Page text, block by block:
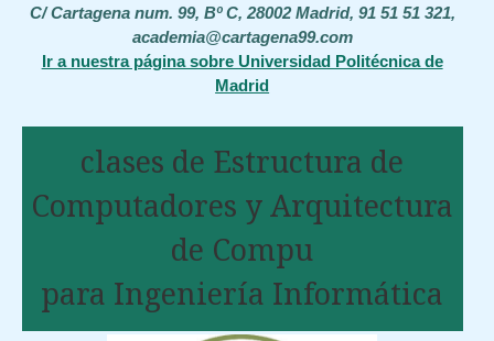
C/ Cartagena num. 99, Bº C, 28002 Madrid, 91 51 51 321,
academia@cartagena99.com
Ir a nuestra página sobre Universidad Politécnica de
Madrid
clases de Estructura de
Computadores y Arquitectura
de Compu
para Ingeniería Informática